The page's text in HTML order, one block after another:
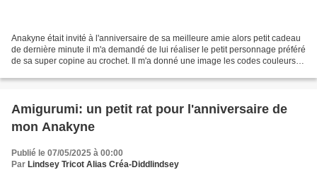
Anakyne était invité à l'anniversaire de sa meilleure amie alors petit cadeau
de dernière minute il m'a demandé de lui réaliser le petit personnage préféré
de sa super copine au crochet. Il m'a donné une image les codes couleurs et
Amigurumi: un petit rat pour l'anniversaire de
mon Anakyne
Publié le 07/05/2025 à 00:00
Par Lindsey Tricot Alias Créa-Diddlindsey